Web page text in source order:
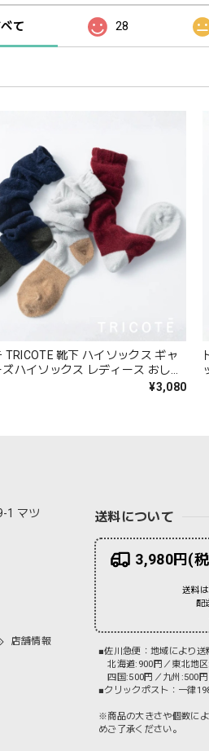
て 28
TRICOTE 靴下 ハイソックス ギャ
ハイソックス レディース おしゃ
り 薄手 もこもこ ブランド 国産 日
¥3,080
1 マツ
店舗情報
送料について
3,980円(
送料
配
■佐川急便：地域により送
北海道:900円／東北地
四国:500円／九州:500円
■クリックポスト：一律
※商品の大きさや個数に
めご了承ください。